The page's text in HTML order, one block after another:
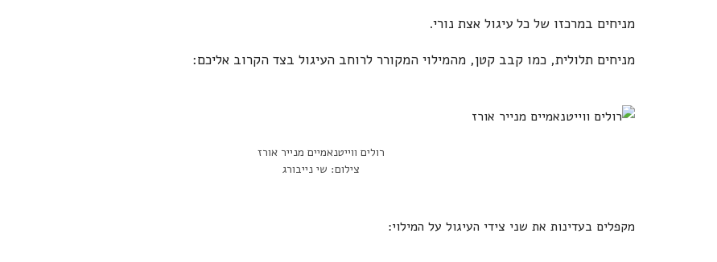
מניחים במרכזו של כל עיגול אצת נורי.
מניחים תלולית, כמו קבב קטן, מהמילוי המקורר לרוחב העיגול בצד הקרוב אליכם:
רולים ווייטנאמיים מנייר אורז
צילום: שי נייבורג
מקפלים בעדינות את שני צידי העיגול על המילוי: